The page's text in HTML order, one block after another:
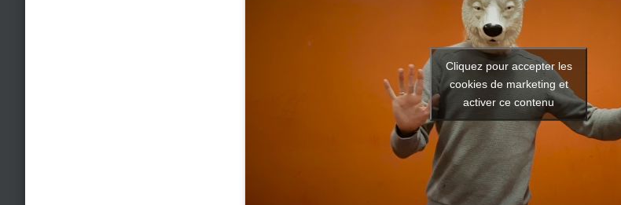
Cliquez pour accepter les
cookies de marketing et
activer ce contenu